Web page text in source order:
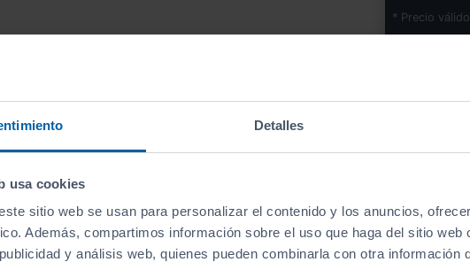
Detalles
usa cookies
sitio web se usan para personalizar el contenido y los anuncios,
Además, compartimos información sobre el uso que haga del sitio web
y análisis web, quienes pueden combinarla con otra información
* Precio